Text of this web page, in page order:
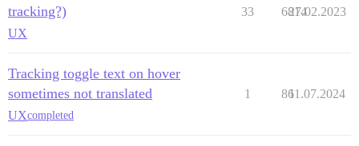
tracking?)
UX
33 6814
27.02.2023
Tracking toggle text on hover
sometimes not translated
UXcompleted
1 8611.07.2024